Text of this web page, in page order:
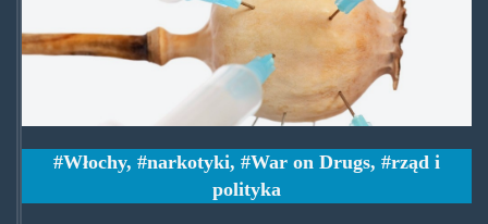
Włochy, narkotyki, War on Drugs,
rząd i
polityka